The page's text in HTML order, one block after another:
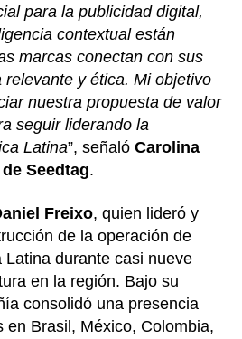
para la publicidad digital,
contextual están
marcas conectan con sus
y ética. Mi objetivo
nuestra propuesta de valor
seguir liderando la
Latina”, señaló Carolina
Seedtag.
Freixo, quien lideró y
de la operación de
Latina durante casi nueve
en la región. Bajo su
consolidó una presencia
en Brasil, México, Colombia,